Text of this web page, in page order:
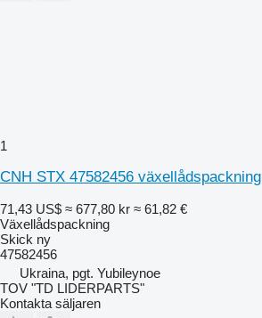
1
CNH STX 47582456 växellådspackning
71,43 US$ ≈ 677,80 kr ≈ 61,82 €
Växellådspackning
Skick ny
47582456
Ukraina, pgt. Yubileynoe
TOV "TD LIDERPARTS"
Kontakta säljaren